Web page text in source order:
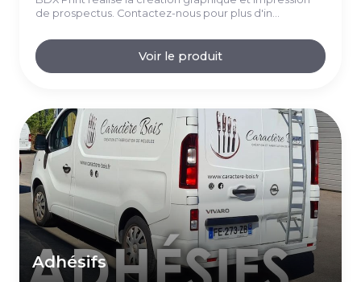
de prospectus. Contactez-nous pour plus d'in...
Voir le produit
Adhésifs